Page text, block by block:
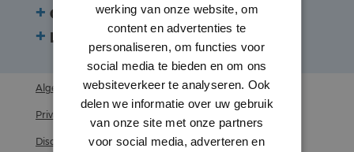
Contact
Beoordelingen
Algemene voorwaarden
Privacy statement
Disclaimer
werking van onze website, om
content en advertenties te
personaliseren, om functies voor
social media te bieden en om ons
websiteverkeer te analyseren. Ook
delen we informatie over uw gebruik
van onze site met onze partners
voor social media, adverteren en